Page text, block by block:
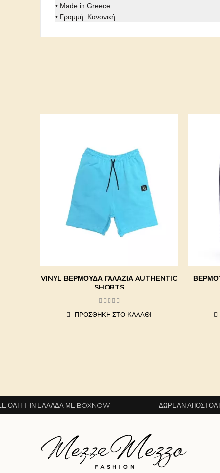
• Made in Greece
• Γραμμή: Κανονική
Κωδικός05434-02
VINYL ΒΕΡΜΟΎΔΑ ΓΑΛΆΖΙΑ AUTHENTIC
SHORTS
ΠΡΟΣΘΉΚΗ ΣΤΟ ΚΑΛΆΘΙ
ΜΕ BOXNOW ΔΩΡΕΆΝ ΑΠΟΣΤΟΛΉ ΣΕ ΌΛΗ ΤΗΝ